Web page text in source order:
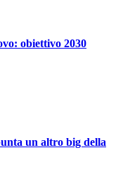
obiettivo 2030
un altro big della